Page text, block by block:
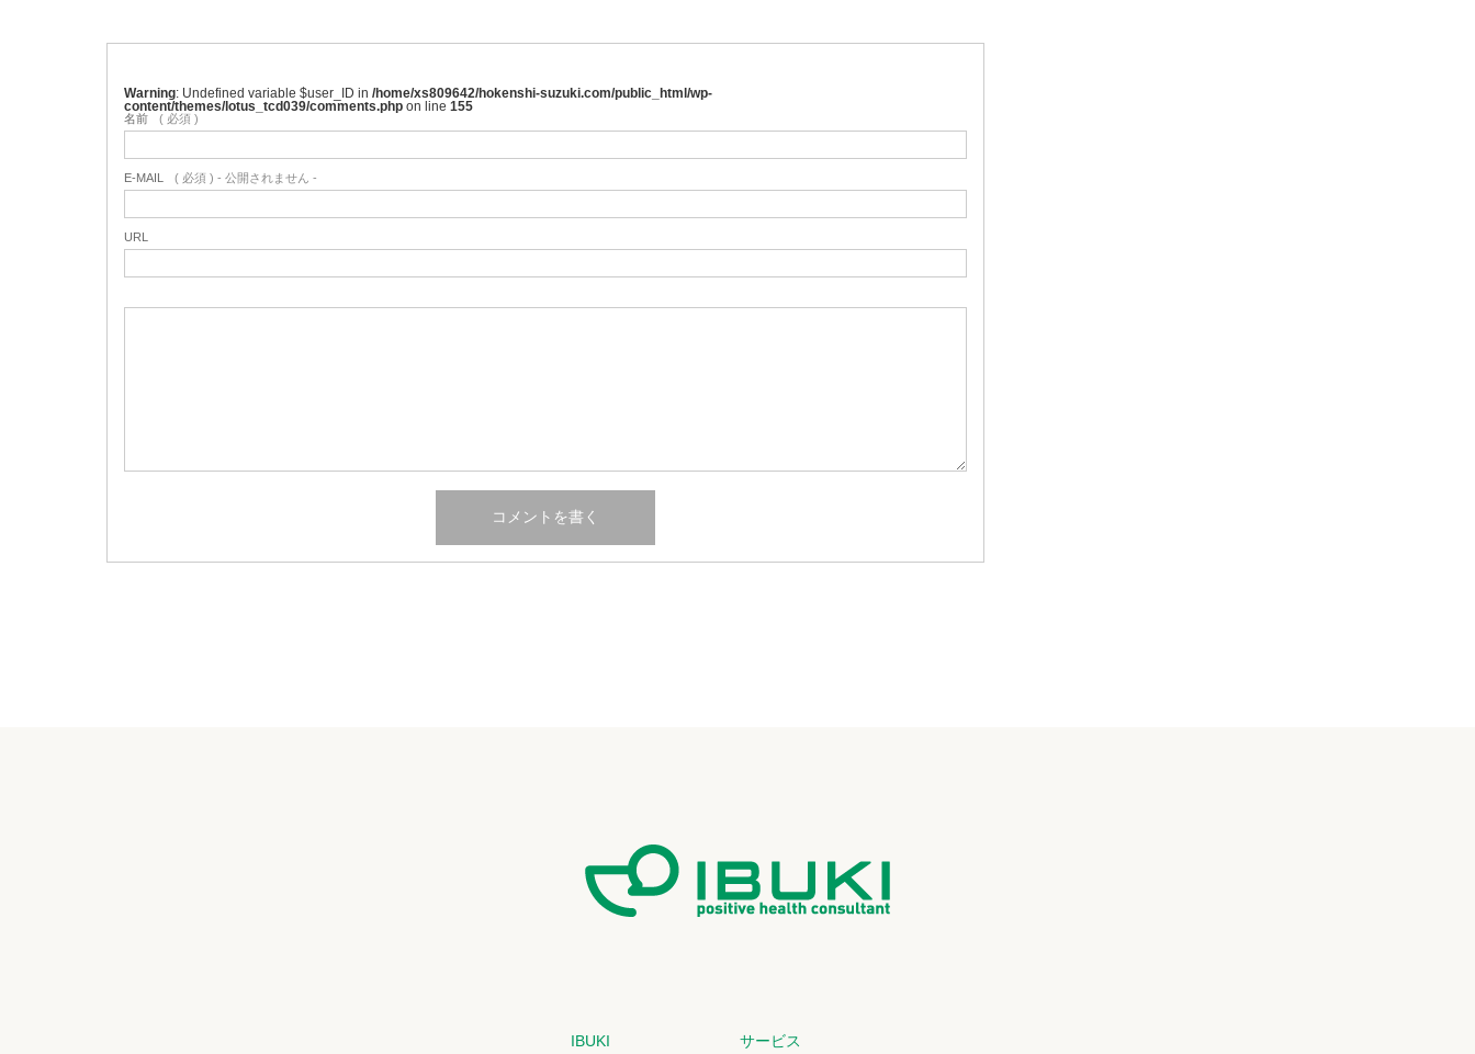
Warning : Undefined variable $user_ID in /home/xs809642/hokenshi-suzuki.com/public_html/wp-
content/themes/lotus_tcd039/comments.php on line 155
名前 ( 必須 )
E-MAIL ( 必須 ) - 公開されません -
URL
IBUKI サービス